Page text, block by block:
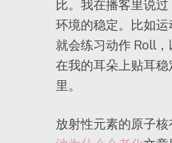
比。我在播客里说
环境的稳定。比如
就会练习动作 Roll
在我的耳朵上贴耳
里。
放射性元素的原子